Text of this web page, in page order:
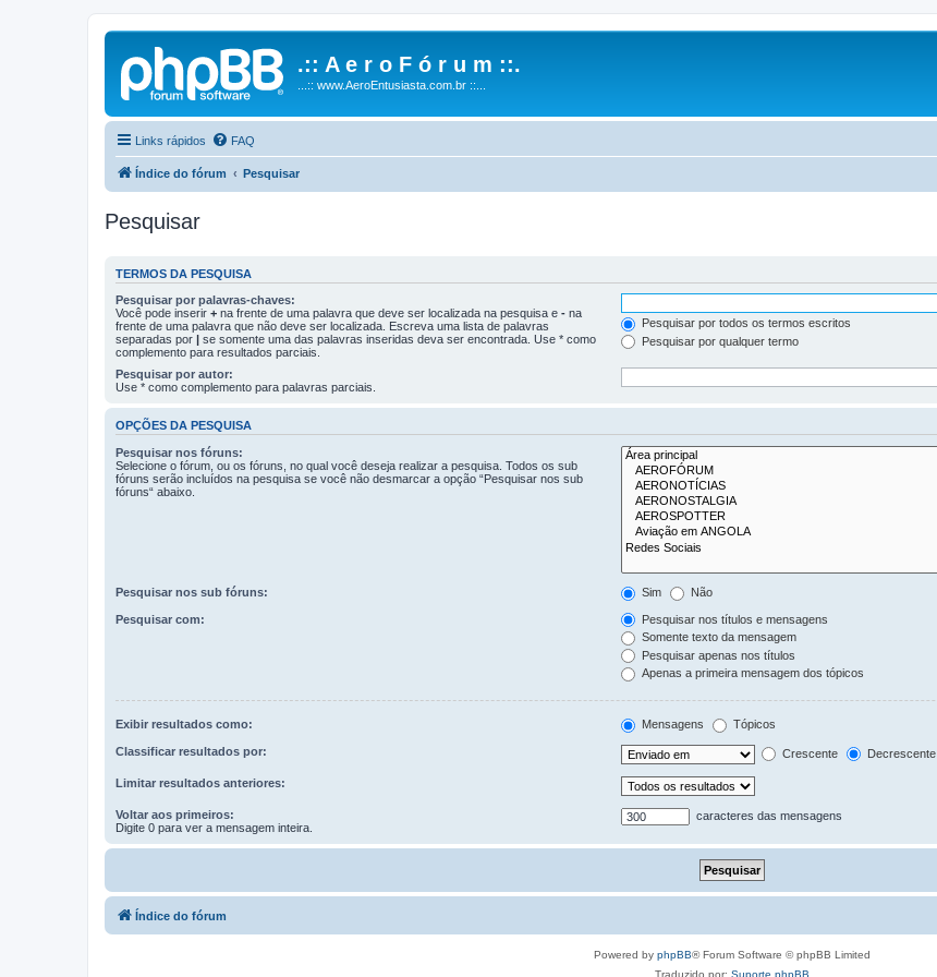
.:: A e r o F ó r u m ::.
...:: www.AeroEntusiasta.com.br ::...
Links rápidos FAQ
Índice do fórum Pesquisar
Pesquisar
TERMOS DA PESQUISA
Pesquisar por palavras-chaves:
Você pode inserir + na frente de uma palavra que deve ser localizada na pesquisa e - na
frente de uma palavra que não deve ser localizada. Escreva uma lista de palavras
separadas por | se somente uma das palavras inseridas deva ser encontrada. Use * como
complemento para resultados parciais.
Pesquisar por todos os termos escritos
Pesquisar por qualquer termo
Pesquisar por autor:
Use * como complemento para palavras parciais.
OPÇÕES DA PESQUISA
Pesquisar nos fóruns:
Selecione o fórum, ou os fóruns, no qual você deseja realizar a pesquisa. Todos os sub
fóruns serão incluídos na pesquisa se você não desmarcar a opção “Pesquisar nos sub
fóruns“ abaixo.
Pesquisar nos sub fóruns: Sim Não
Pesquisar com:
Pesquisar nos títulos e mensagens
Somente texto da mensagem
Pesquisar apenas nos títulos
Apenas a primeira mensagem dos tópicos
Exibir resultados como: Mensagens Tópicos
Classificar resultados por: Crescente Decrescente
Limitar resultados anteriores:
Voltar aos primeiros:
Digite 0 para ver a mensagem inteira.
caracteres das mensagens
Índice do fórum
Powered by phpBB® Forum Software © phpBB Limited
Traduzido por: Suporte phpBB